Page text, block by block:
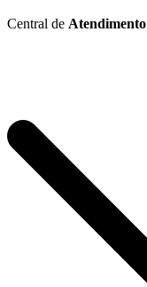
Central de Atendimento